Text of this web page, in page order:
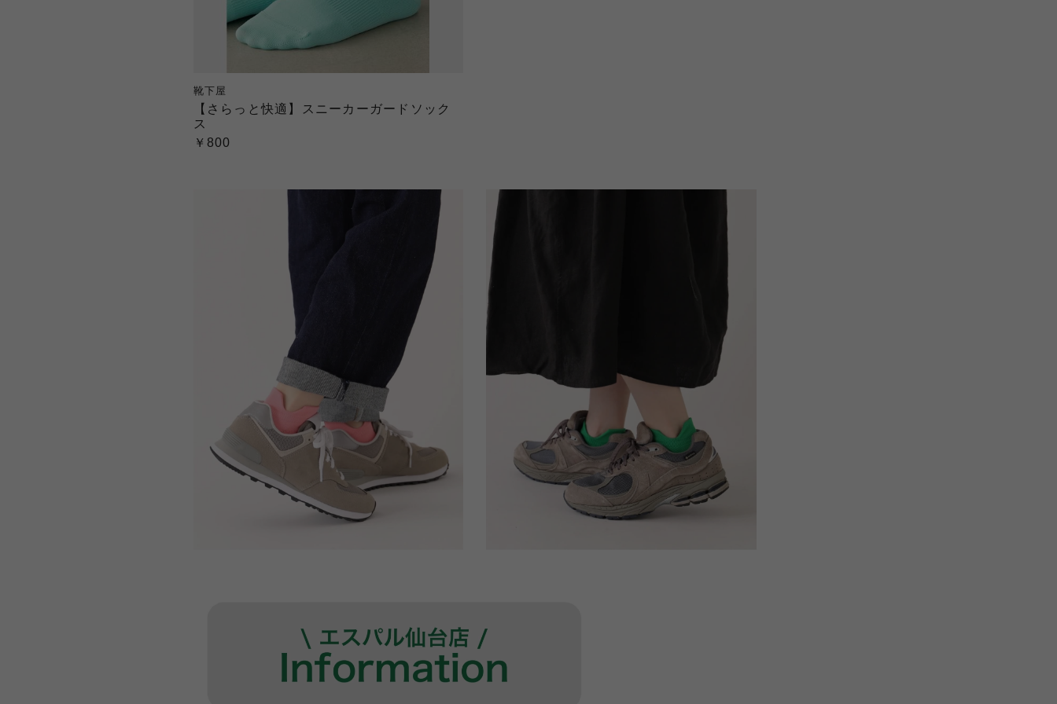
靴下屋
【さらっと快適】スニーカーガードソック
ス
￥800